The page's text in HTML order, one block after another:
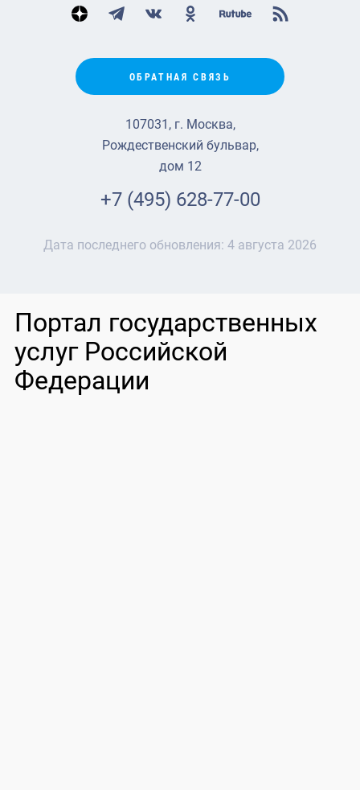
ОБРАТНАЯ СВЯЗЬ
107031, г. Москва,
Рождественский бульвар,
дом 12
+7 (495) 628-77-00
Дата последнего обновления: 4 августа 2026
Портал государственных
услуг Российской
Федерации